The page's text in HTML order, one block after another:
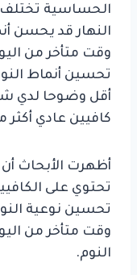
الحساسية تختلف
النهار قد يحسن
وقت متأخر من
تحسين أنماط
أقل وضوحا لدي
كافيين عادي
أظهرت الأبحاث أن
تحتوي على
تحسين نوعية
وقت متأخر من
النوم.